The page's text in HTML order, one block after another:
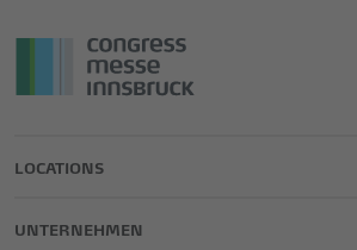
LOCATIONS
UNTERNEHMEN